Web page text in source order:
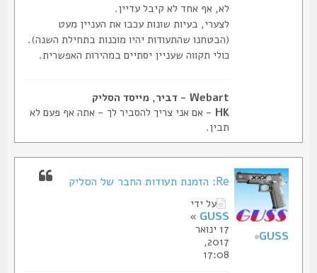
לא, אף אחד לא קיבל עדיין.
לצערי, בעיות שונות עכבו את העניין מעט
(הבטחנו שהתעודות יהיו מוכנות בתחילת השנה).
כולי תקווה שעניין יסתיים במהירות האפשרית.
Webart - דביר, מייסד הסליק
- אם אני צריך להסביר לך - אתה אף פעם לא
תבין.
Re: הזמנת תעודות החבר של הסליק
על ידי
GUSS
»
17 ינואר
2017,
17:08
GUSS